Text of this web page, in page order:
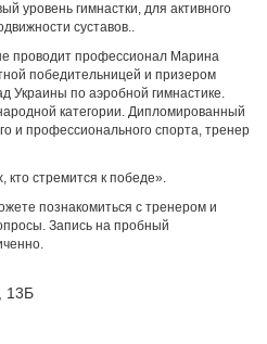
уровень гимнастки, для активного
суставов..
проводит профессионал Марина
победительницей и призером
Украины по аэробной гимнастике.
категории. Дипломированный
и профессионального спорта, тренер
кто стремится к победе».
познакомиться с тренером и
Запись на пробный
13Б